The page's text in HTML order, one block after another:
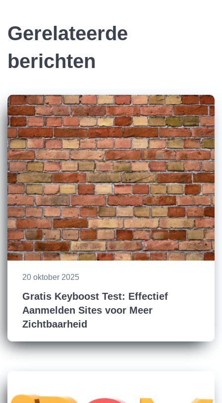
Gerelateerde
berichten
20 oktober 2025
Gratis Keyboost Test: Effectief
Aanmelden Sites voor Meer
Zichtbaarheid